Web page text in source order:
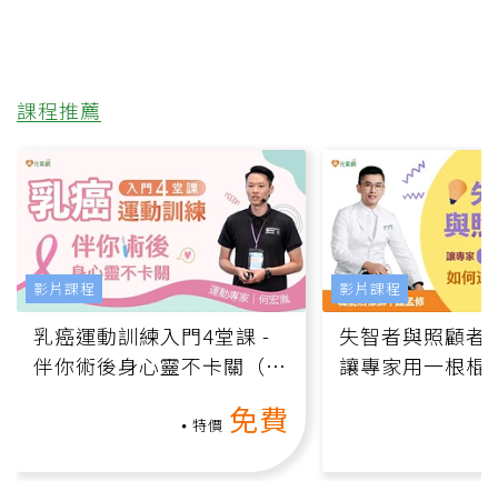
課程推薦
乳癌運動訓練入門4堂課 -
伴你術後身心靈不卡關（線
特價 免費
影片課程
失智者與照顧者
讓專家用一根棍
影片課程